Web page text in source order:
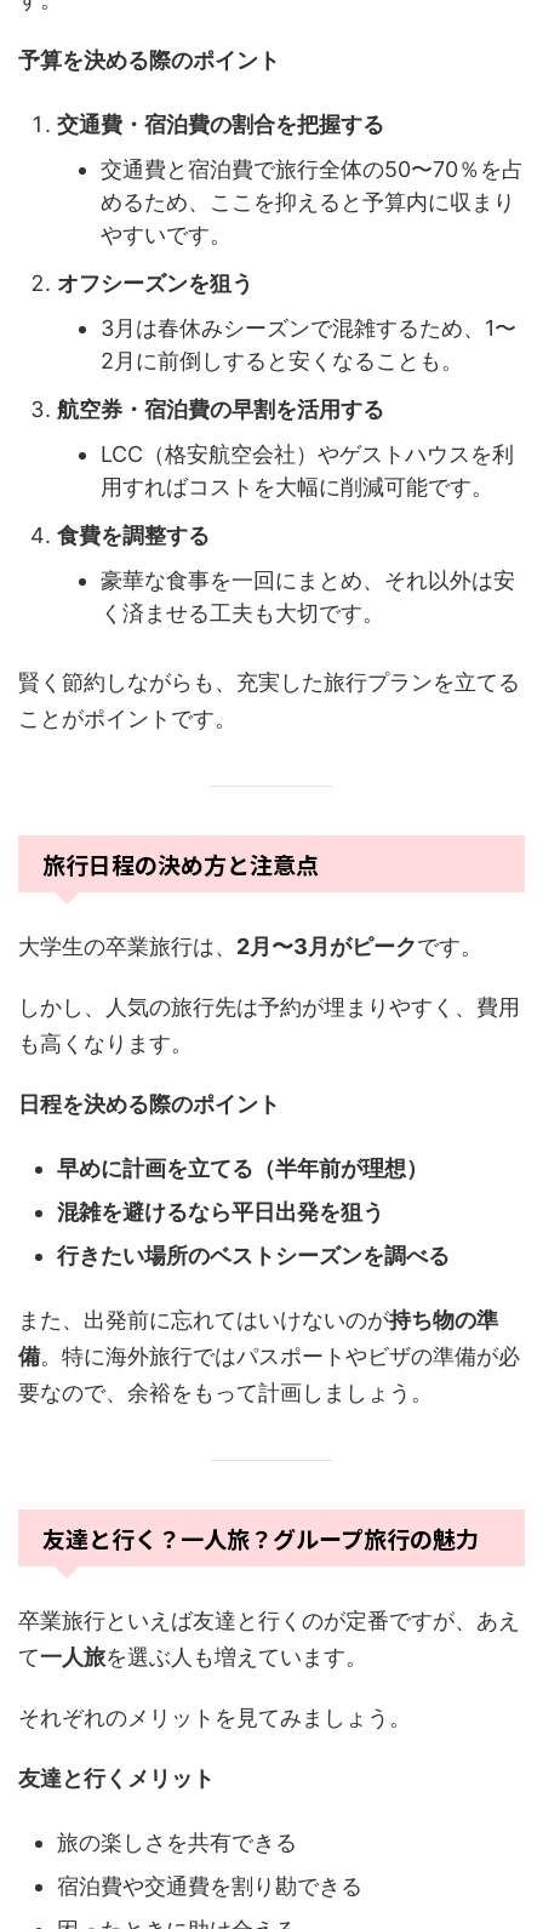
予算を決める際のポイント
交通費・宿泊費の割合を把握する
交通費と宿泊費で旅行全体の50〜70％を占
めるため、ここを抑えると予算内に収まり
やすいです。
オフシーズンを狙う
3月は春休みシーズンで混雑するため、1〜
2月に前倒しすると安くなることも。
航空券・宿泊費の早割を活用する
LCC（格安航空会社）やゲストハウスを利
用すればコストを大幅に削減可能です。
食費を調整する
豪華な食事を一回にまとめ、それ以外は安
く済ませる工夫も大切です。
賢く節約しながらも、充実した旅行プランを立てる
ことがポイントです。
旅行日程の決め方と注意点
大学生の卒業旅行は、 2月〜3月がピークです。
しかし、人気の旅行先は予約が埋まりやすく、費用
も高くなります。
日程を決める際のポイント
早めに計画を立てる（半年前が理想）
混雑を避けるなら平日出発を狙う
行きたい場所のベストシーズンを調べる
また、出発前に忘れてはいけないのが持ち物の準
備。特に海外旅行ではパスポートやビザの準備が必
要なので、余裕をもって計画しましょう。
友達と行く？一人旅？グループ旅行の魅力
卒業旅行といえば友達と行くのが定番ですが、あえ
て一人旅を選ぶ人も増えています。
それぞれのメリットを見てみましょう。
友達と行くメリット
旅の楽しさを共有できる
宿泊費や交通費を割り勘できる